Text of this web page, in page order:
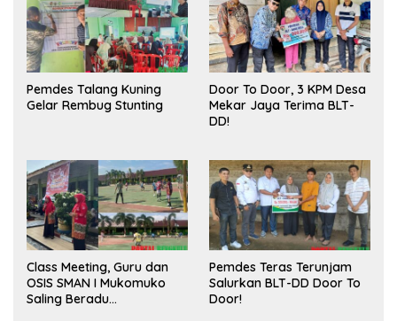
Pemdes Talang Kuning
Gelar Rembug Stunting
Door To Door, 3 KPM Desa
Mekar Jaya Terima BLT-
DD!
Class Meeting, Guru dan
OSIS SMAN I Mukomuko
Saling Beradu
Pemdes Teras Terunjam
Salurkan BLT-DD Door To
Door!